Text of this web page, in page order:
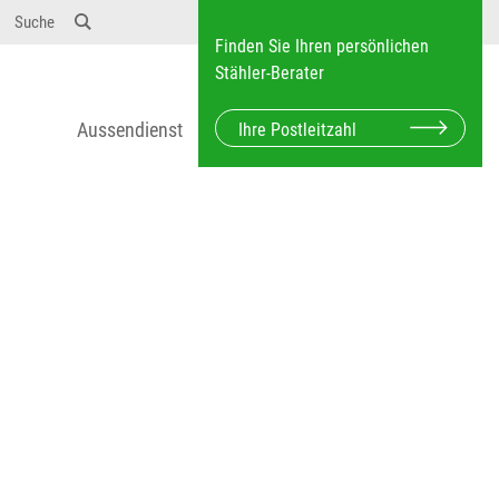
Suche
Finden Sie Ihren persönlichen
Stähler-Berater
Aussendienst
test 123 dfasdf asdfW134 245 34"